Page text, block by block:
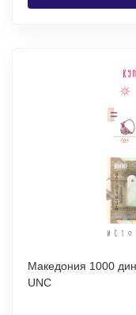
Македония 1000
UNC